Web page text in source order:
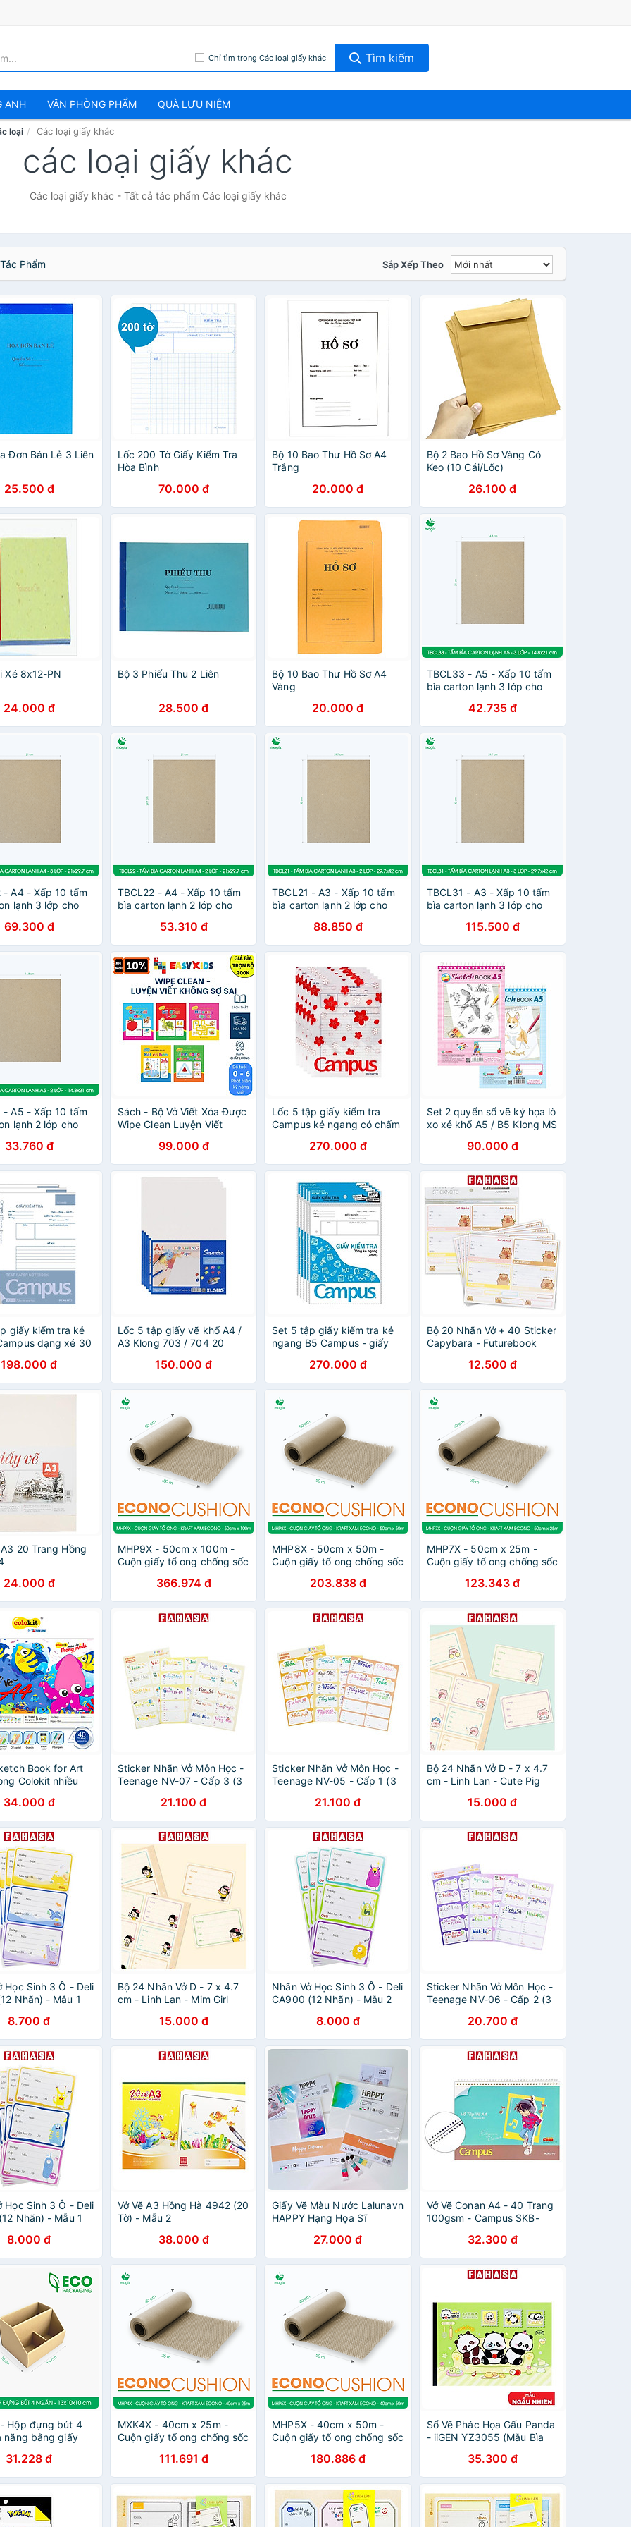
Chỉ tìm trong Các loại giấy khác Tìm kiếm
ANH VĂN PHÒNG PHẨM QUÀ LƯU NIỆM
loại Các loại giấy khác
các loại giấy khác
Các loại giấy khác - Tất cả tác phẩm Các loại giấy khác
Phẩm Sắp Xếp Theo
Đơn Bán Lẻ 3 Liên
25.500 đ
Lốc 200 Tờ Giấy Kiểm Tra
Hòa Bình
70.000 đ
Bộ 10 Bao Thư Hồ Sơ A4
Trắng
20.000 đ
Bộ 2 Bao Hồ Sơ Vàng Có
Keo (10 Cái/Lốc)
26.100 đ
Xé 8x12-PN
24.000 đ
Bộ 3 Phiếu Thu 2 Liên
28.500 đ
Bộ 10 Bao Thư Hồ Sơ A4
Vàng
20.000 đ
TBCL33 - A5 - Xấp 10 tấm
bìa carton lạnh 3 lớp cho
hàng, làm đồ handmade
42.735 đ
- A4 - Xấp 10 tấm
lạnh 3 lớp cho
đồ handmade
69.300 đ
TBCL22 - A4 - Xấp 10 tấm
bìa carton lạnh 2 lớp cho
hàng, làm đồ handmade
53.310 đ
TBCL21 - A3 - Xấp 10 tấm
bìa carton lạnh 2 lớp cho
hàng, làm đồ handmade
88.850 đ
TBCL31 - A3 - Xấp 10 tấm
bìa carton lạnh 3 lớp cho
hàng, làm đồ handmade
115.500 đ
- A5 - Xấp 10 tấm
lạnh 2 lớp cho
đồ handmade
33.760 đ
Sách - Bộ Vở Viết Xóa Được
Wipe Clean Luyện Viết
Tặng Kèm 2 Bút
99.000 đ
Lốc 5 tập giấy kiểm tra
Campus kẻ ngang có chấm
B5 BSS70G-30
270.000 đ
Set 2 quyển sổ vẽ ký họa lò
xo xé khổ A5 / B5 Klong MS
MS722 / MS723
90.000 đ
giấy kiểm tra kẻ
dạng xé 30
TPN B5L30
198.000 đ
Lốc 5 tập giấy vẽ khổ A4 /
A3 Klong 703 / 704 20
150.000 đ
Set 5 tập giấy kiểm tra kẻ
ngang B5 Campus - giấy
270.000 đ
Bộ 20 Nhãn Vở + 40 Sticker
Capybara - Futurebook
12.500 đ
20 Trang Hồng
24.000 đ
MHP9X - 50cm x 100m -
Cuộn giấy tổ ong chống sốc
366.974 đ
MHP8X - 50cm x 50m -
Cuộn giấy tổ ong chống sốc
203.838 đ
MHP7X - 50cm x 25m -
Cuộn giấy tổ ong chống sốc
123.343 đ
Book for Art
Colokit nhiều
34.000 đ
Sticker Nhãn Vở Môn Học -
Teenage NV-07 - Cấp 3 (3
21.100 đ
Sticker Nhãn Vở Môn Học -
Teenage NV-05 - Cấp 1 (3
21.100 đ
Bộ 24 Nhãn Vở D - 7 x 4.7
cm - Linh Lan - Cute Pig
15.000 đ
Học Sinh 3 Ô - Deli
Nhãn) - Mẫu 1
8.700 đ
Bộ 24 Nhãn Vở D - 7 x 4.7
cm - Linh Lan - Mim Girl
15.000 đ
Nhãn Vở Học Sinh 3 Ô - Deli
CA900 (12 Nhãn) - Mẫu 2
8.000 đ
Sticker Nhãn Vở Môn Học -
Teenage NV-06 - Cấp 2 (3
20.700 đ
Học Sinh 3 Ô - Deli
Nhãn) - Mẫu 1
8.000 đ
Vở Vẽ A3 Hồng Hà 4942 (20
Tờ) - Mẫu 2
38.000 đ
Giấy Vẽ Màu Nước Lalunavn
HAPPY Hạng Họa Sĩ
27.000 đ
Vở Vẽ Conan A4 - 40 Trang
100gsm - Campus SKB-
32.300 đ
Hộp đựng bút 4
năng bằng giấy
31.228 đ
MXK4X - 40cm x 25m -
Cuộn giấy tổ ong chống sốc
111.691 đ
MHP5X - 40cm x 50m -
Cuộn giấy tổ ong chống sốc
180.886 đ
Sổ Vẽ Phác Họa Gấu Panda
- iiGEN YZ3055 (Mẫu Bìa
35.300 đ